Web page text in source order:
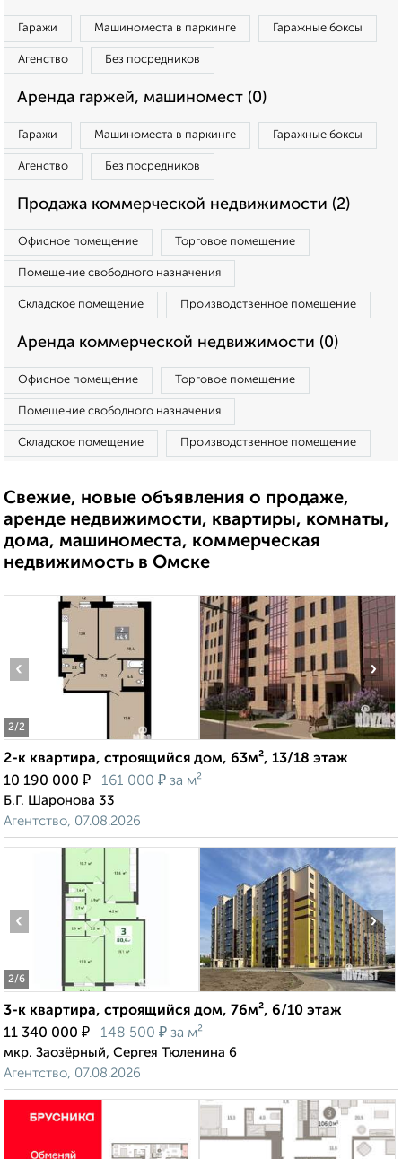
Гаражи Машиноместа в паркинге Гаражные боксы
Агенство Без посредников
Аренда гаржей, машиномест (0)
Гаражи Машиноместа в паркинге Гаражные боксы
Агенство Без посредников
Продажа коммерческой недвижимости (2)
Офисное помещение Торговое помещение
Помещение свободного назначения
Складское помещение Производственное помещение
Аренда коммерческой недвижимости (0)
Офисное помещение Торговое помещение
Помещение свободного назначения
Складское помещение Производственное помещение
Свежие, новые объявления о продаже,
аренде недвижимости, квартиры, комнаты,
дома, машиноместа, коммерческая
недвижимость в Омске
2/2
‹ ›
2-к квартира, строящийся дом, 63м², 13/18 этаж
10 190 000 ₽ 161 000 ₽ за м²
Б.Г. Шаронова 33
Агентство, 07.08.2026
2/6
‹ ›
3-к квартира, строящийся дом, 76м², 6/10 этаж
11 340 000 ₽ 148 500 ₽ за м²
мкр. Заозёрный, Сергея Тюленина 6
Агентство, 07.08.2026